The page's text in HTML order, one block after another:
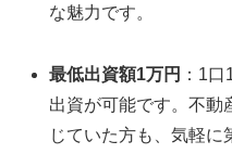
な魅力です。
最低出資額1万円 ：1
出資が可能です。不動
じていた方も、気軽に